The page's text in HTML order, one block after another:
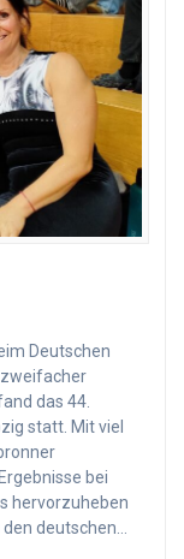
Deutschen
zweifacher
das 44.
statt. Mit viel
bei
hervorzuheben
deutschen…